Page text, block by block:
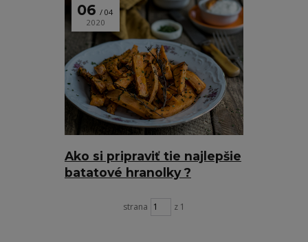
Ako si pripraviť tie najlepšie
batatové hranolky ?
06
04
2020
strana z 1